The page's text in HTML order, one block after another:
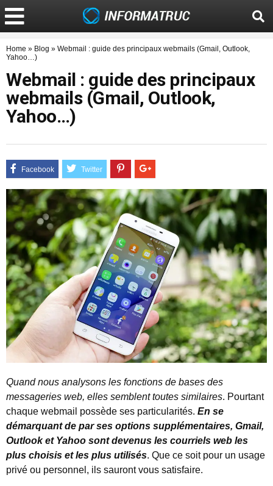
Home » Blog » Webmail : guide des principaux webmails (Gmail, Outlook,
Yahoo…)
Webmail : guide des principaux
webmails (Gmail, Outlook,
Yahoo…)
Quand nous analysons les fonctions de bases des
messageries web, elles semblent toutes similaires. Pourtant
chaque webmail possède ses particularités. En se
démarquant de par ses options supplémentaires, Gmail,
Outlook et Yahoo sont devenus les courriels web les
plus choisis et les plus utilisés. Que ce soit pour un usage
privé ou personnel, ils sauront vous satisfaire.